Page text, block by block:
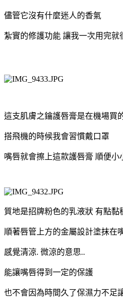
儘管它沒有什麼迷人的香氣
紮實的修護功能 讓我一次用完就
這支肌膚之鑰護唇膏是在機場買
搭飛機的時候我會習慣戴口罩
嘴唇就會擦上這款護唇膏 順便小
質地是招牌粉色的乳液狀 有點黏
順著唇管上方的金屬設計塗抹在
感覺清涼. 微涼的意思..
能讓嘴唇得到一定的保護
也不會因為時間久了保濕力不足